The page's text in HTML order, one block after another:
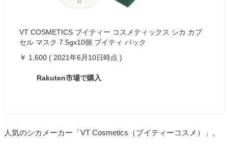
VT COSMETICS ブイティー コスメティックス シカ カプ
セル マスク 7.5gx10個 ブイティ パック
￥ 1,600 ( 2021年6月10日時点 )
Rakuten市場で購入
人気のシカメーカー「VT Cosmetics（ブイティーコスメ）」。